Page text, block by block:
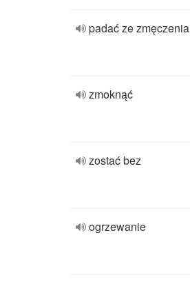
padać ze zmęczenia
zmoknąć
zostać bez
ogrzewanie